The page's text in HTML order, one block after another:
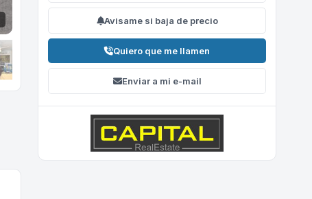
Avisame si baja de precio
Quiero que me llamen
Enviar a mi e-mail